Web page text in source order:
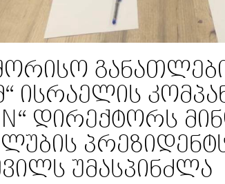
ისრაელის
დირექტორს
უმასპინძლა